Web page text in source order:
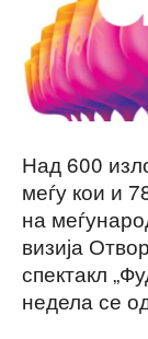
Над 600
меѓу кои и
на
визија
спектакл
недела се